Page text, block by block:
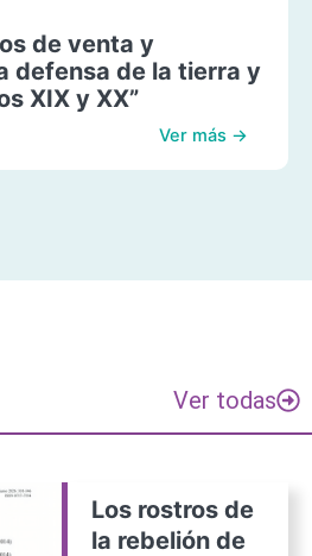
de venta y
defensa de la tierra y
XIX y XX”
Ver más →
Ver todas
Los rostros de
la rebelión de